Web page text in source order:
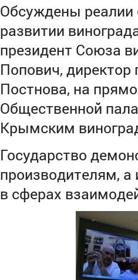
Обсуждены реалии
развитии
президент Союза
Попович,
Постнова, на
Общественной
Крымским
Государство
производителям,
в сферах